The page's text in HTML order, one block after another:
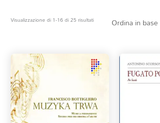
Clarinetto basso
Composizioni originali
Natale
QR base
QR esecuzione
Trascrizioni e Arrangiamenti
Visualizzazione di 1-16 di 25 risultatiOrdina
in